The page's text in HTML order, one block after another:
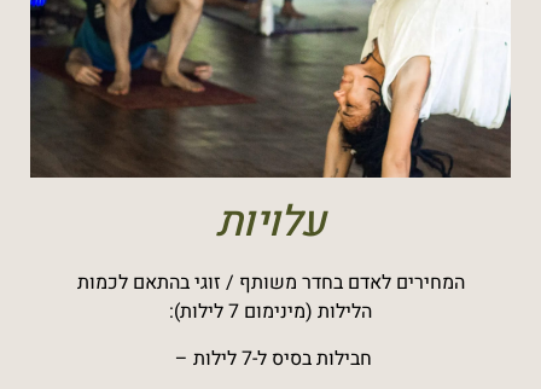
עלויות
המחירים לאדם בחדר משותף / זוגי בהתאם לכמות
הלילות (מינימום 7 לילות):
חבילות בסיס ל-7 לילות –